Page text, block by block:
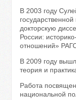
В 2003 году
докторскую
России:
отношений»
В 2009 году
теория и
Работа
национальной